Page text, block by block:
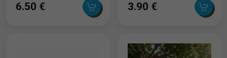
6.50 ‎€ 3.90 ‎€